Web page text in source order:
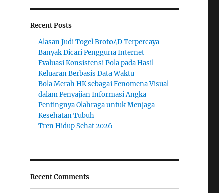
Recent Posts
Alasan Judi Togel Broto4D Terpercaya
Banyak Dicari Pengguna Internet
Evaluasi Konsistensi Pola pada Hasil
Keluaran Berbasis Data Waktu
Bola Merah HK sebagai Fenomena Visual
dalam Penyajian Informasi Angka
Pentingnya Olahraga untuk Menjaga
Kesehatan Tubuh
Tren Hidup Sehat 2026
Recent Comments